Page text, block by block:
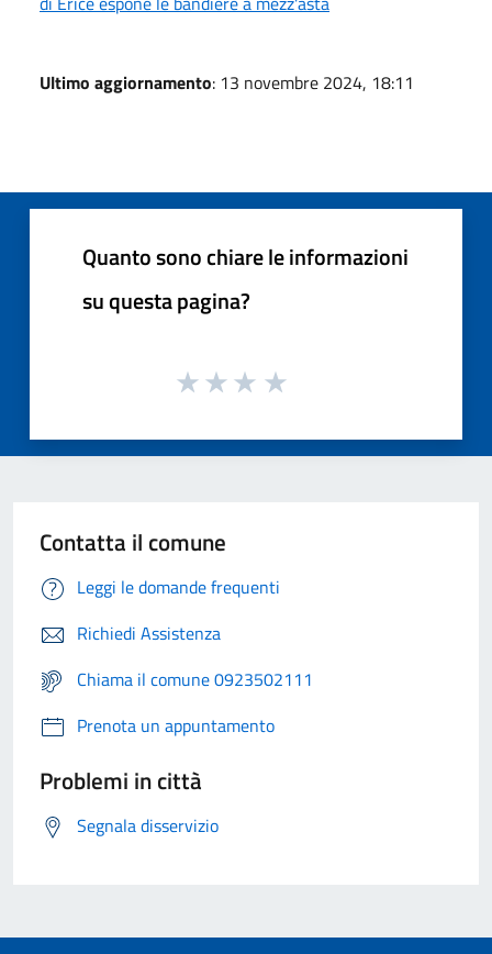
Ultimo aggiornamento: 13 novembre 2024, 18:11
Quanto sono chiare le informazioni
su questa pagina?
Contatta il comune
Leggi le domande frequenti
Richiedi Assistenza
Chiama il comune 0923502111
Prenota un appuntamento
Problemi in città
Segnala disservizio